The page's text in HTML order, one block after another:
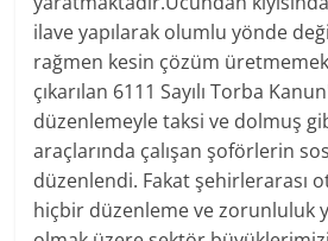
ilave yapılarak olumlu yönde
rağmen kesin çözüm
çıkarılan 6111 Sayılı Torba
düzenlemeyle taksi ve dolmuş
araçlarında çalışan şoförlerin
düzenlendi. Fakat şehirlerarası
hiçbir düzenleme ve zorunluluk